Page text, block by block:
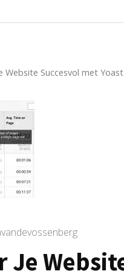
Website Succesvol met